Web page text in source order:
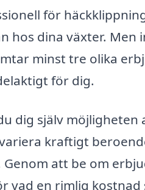
för
hos dina växter.
minst tre olika
för dig.
dig själv
kraftigt
att be om
vad en rimlig